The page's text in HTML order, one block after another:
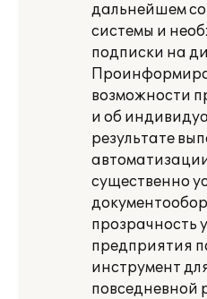
дальнейшем
системы и
подписки на
возможности
и об
результате
существенно
прозрачность
предприятия
инструмент
повседневной